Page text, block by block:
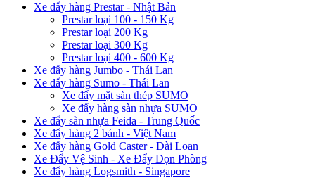
Xe đẩy hàng Prestar - Nhật Bản
Prestar loại 100 - 150 Kg
Prestar loại 200 Kg
Prestar loại 300 Kg
Prestar loại 400 - 600 Kg
Xe đẩy hàng Jumbo - Thái Lan
Xe đẩy hàng Sumo - Thái Lan
Xe đẩy mặt sàn thép SUMO
Xe đẩy hàng sàn nhựa SUMO
Xe đẩy sàn nhựa Feida - Trung Quốc
Xe đẩy hàng 2 bánh - Việt Nam
Xe đẩy hàng Gold Caster - Đài Loan
Xe Đẩy Vệ Sinh - Xe Đẩy Dọn Phòng
Xe đẩy hàng Logsmith - Singapore